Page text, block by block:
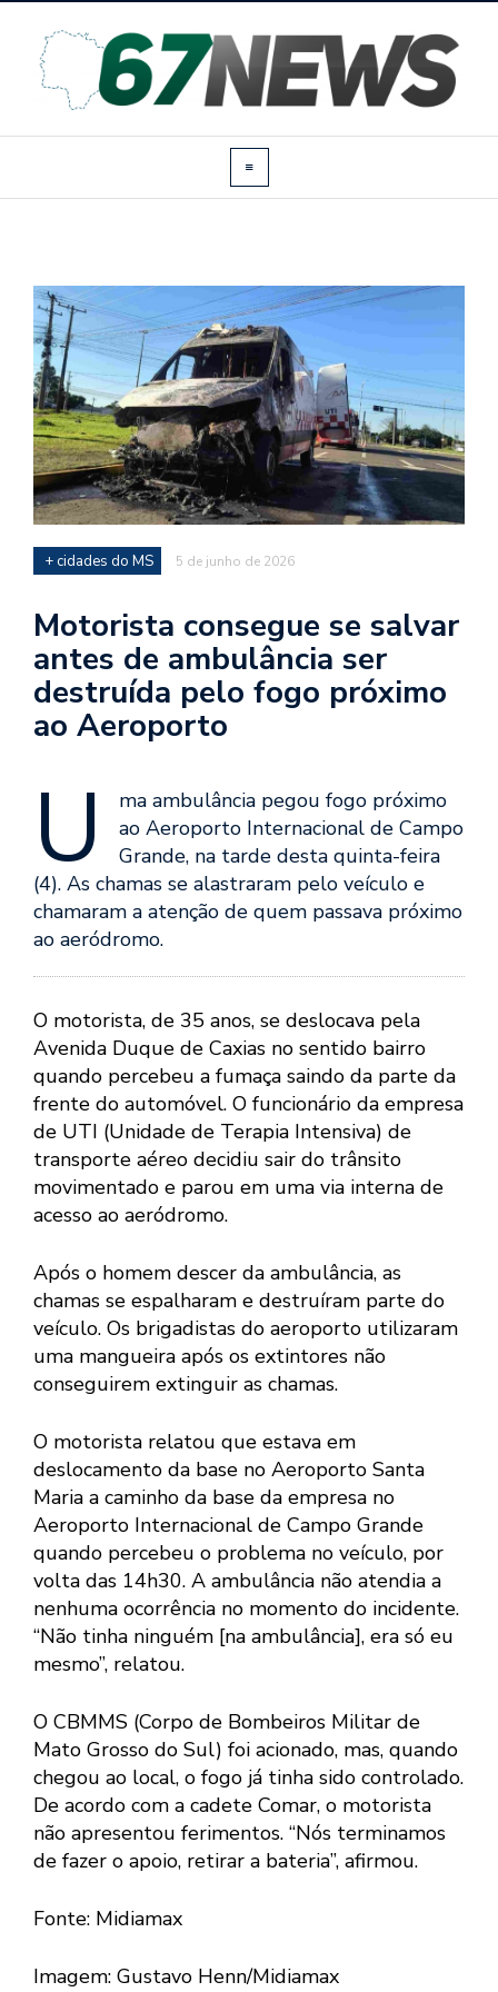
+ cidades do MS 5 de junho de 2026
Motorista consegue se salvar
antes de ambulância ser
destruída pelo fogo próximo
ao Aeroporto
U
ma ambulância pegou fogo próximo
ao Aeroporto Internacional de Campo
Grande, na tarde desta quinta-feira
(4). As chamas se alastraram pelo veículo e
chamaram a atenção de quem passava próximo
ao aeródromo.
O motorista, de 35 anos, se deslocava pela
Avenida Duque de Caxias no sentido bairro
quando percebeu a fumaça saindo da parte da
frente do automóvel. O funcionário da empresa
de UTI (Unidade de Terapia Intensiva) de
transporte aéreo decidiu sair do trânsito
movimentado e parou em uma via interna de
acesso ao aeródromo.
Após o homem descer da ambulância, as
chamas se espalharam e destruíram parte do
veículo. Os brigadistas do aeroporto utilizaram
uma mangueira após os extintores não
conseguirem extinguir as chamas.
O motorista relatou que estava em
deslocamento da base no Aeroporto Santa
Maria a caminho da base da empresa no
Aeroporto Internacional de Campo Grande
quando percebeu o problema no veículo, por
volta das 14h30. A ambulância não atendia a
nenhuma ocorrência no momento do incidente.
“Não tinha ninguém [na ambulância], era só eu
mesmo”, relatou.
O CBMMS (Corpo de Bombeiros Militar de
Mato Grosso do Sul) foi acionado, mas, quando
chegou ao local, o fogo já tinha sido controlado.
De acordo com a cadete Comar, o motorista
não apresentou ferimentos. “Nós terminamos
de fazer o apoio, retirar a bateria”, afirmou.
Fonte: Midiamax
Imagem: Gustavo Henn/Midiamax